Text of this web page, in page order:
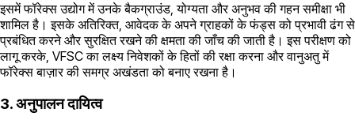
इसमें फॉरेक्स उद्योग में उनके बैकग्राउंड, योग्यता और अनुभव की गहन समीक्षा भी
शामिल है। इसके अतिरिक्त, आवेदक के अपने ग्राहकों के फंड्स को प्रभावी ढंग से
प्रबंधित करने और सुरक्षित रखने की क्षमता की जाँच की जाती है। इस परीक्षण को
लागू करके, VFSC का लक्ष्य निवेशकों के हितों की रक्षा करना और वानुअतु में
फॉरेक्स बाज़ार की समग्र अखंडता को बनाए रखना है।
3. अनुपालन दायित्व